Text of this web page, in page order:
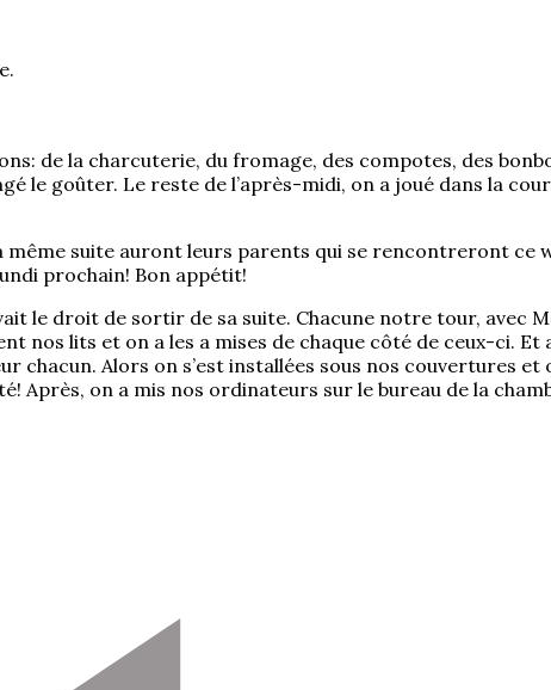
de la charcuterie, du fromage, des compotes, des
le goûter. Le reste de l’après-midi, on a joué dans la
même suite auront leurs parents qui se rencontreront ce
prochain! Bon appétit!
le droit de sortir de sa suite. Chacune notre tour, avec
nos lits et on a les a mises de chaque côté de ceux-ci.
Alors on s’est installées sous nos couvertures
Après, on a mis nos ordinateurs sur le bureau de la